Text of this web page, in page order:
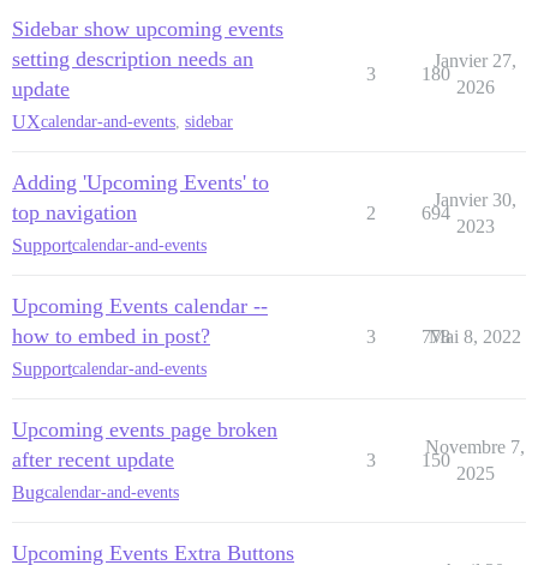
Sidebar show upcoming events
setting description needs an
update
UXcalendar-and-events, sidebar
3 180
Janvier 27,
2026
Adding 'Upcoming Events' to
top navigation
Supportcalendar-and-events
2 694
Janvier 30,
2023
Upcoming Events calendar --
how to embed in post?
Supportcalendar-and-events
3 778
Mai 8, 2022
Upcoming events page broken
after recent update
Bugcalendar-and-events
3 150
Novembre 7,
2025
Upcoming Events Extra Buttons